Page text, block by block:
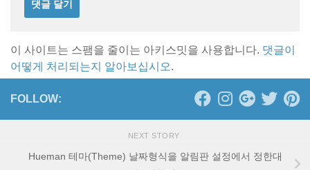
이 사이트는 스팸을 줄이는 아키스밋을 사용합니다. 댓글이
어떻게 처리되는지 알아보십시오.
FOLLOW:
NEXT STORY
Hueman 테마(Theme) 날짜형식을 알림판 설정에서 정한대